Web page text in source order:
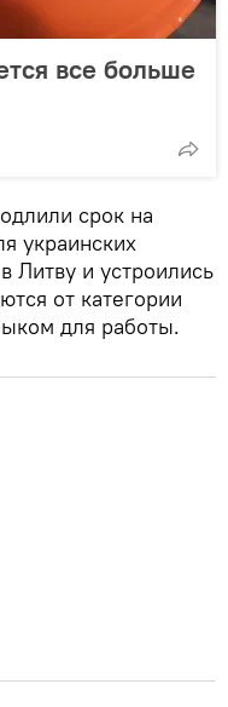
все больше
срок на
украинских
Литву и устроились
от категории
для работы.